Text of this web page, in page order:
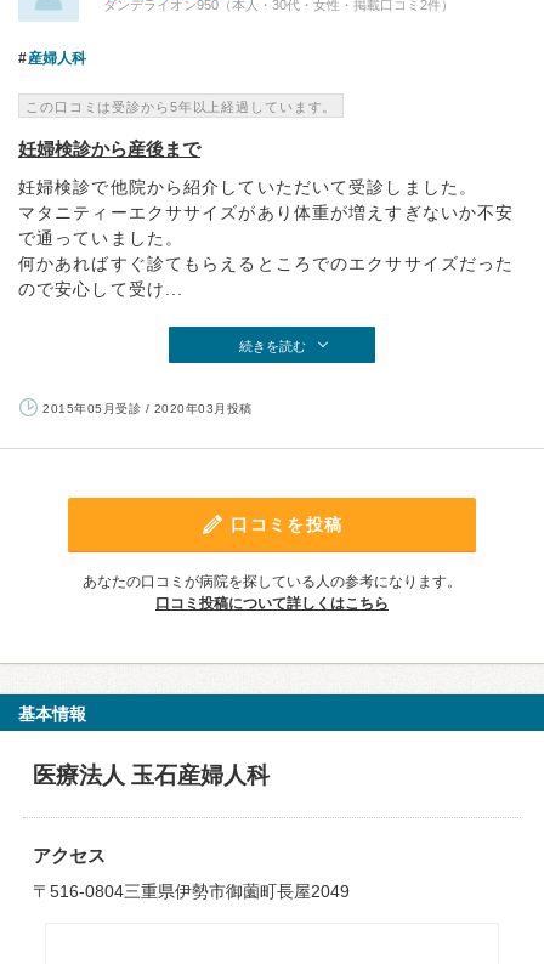
ダンデライオン950（本人・30代・女性・掲載口コミ2件）
産婦人科
この口コミは受診から5年以上経過しています。
妊婦検診から産後まで
妊婦検診で他院から紹介していただいて受診しました。
マタニティーエクササイズがあり体重が増えすぎないか不安
で通っていました。
何かあればすぐ診てもらえるところでのエクササイズだった
ので安心して受け...
続きを読む
2015年05月受診 / 2020年03月投稿
口コミを投稿
あなたの口コミが病院を探している人の参考になります。
口コミ投稿について詳しくはこちら
基本情報
医療法人 玉石産婦人科
アクセス
〒516-0804三重県伊勢市御薗町長屋2049